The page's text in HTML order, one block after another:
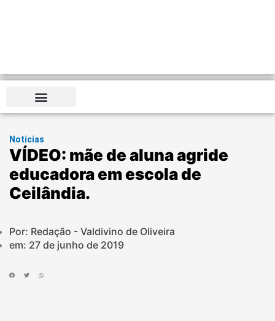
Notícias
VÍDEO: mãe de aluna agride
educadora em escola de
Ceilândia.
Por: Redação - Valdivino de Oliveira
em: 27 de junho de 2019